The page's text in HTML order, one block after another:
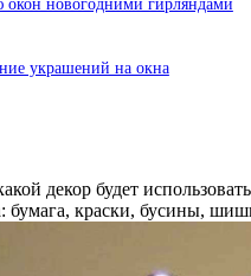
новогодними гирляндами
украшений на окна
декор будет
бумага, краски, бусины,